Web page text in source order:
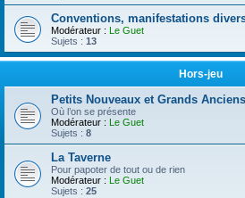
Conventions, manifestations
Modérateur : Le Guet
Sujets : 13
Hors-jeu
Petits Nouveaux et Grands Anciens
Où l’on se présente
Modérateur : Le Guet
Sujets : 8
La Taverne
Pour papoter de tout ou de rien
Modérateur : Le Guet
Sujets : 25